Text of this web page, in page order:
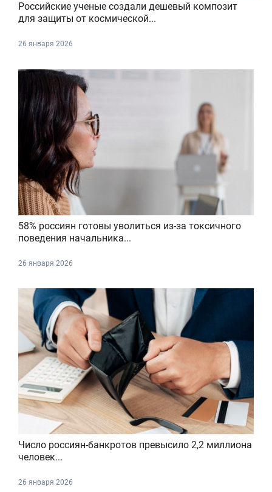
Российские ученые создали дешевый композит
для защиты от космической...
26 января 2026
58% россиян готовы уволиться из-за токсичного
поведения начальника...
26 января 2026
Число россиян-банкротов превысило 2,2 миллиона
человек...
26 января 2026